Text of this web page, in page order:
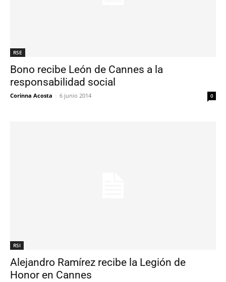
RSE
Bono recibe León de Cannes a la
responsabilidad social
Corinna Acosta - 6 junio 2014 0
RSI
Alejandro Ramírez recibe la Legión de
Honor en Cannes